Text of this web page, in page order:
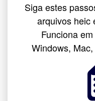
Siga estes
arquivos heic
Funciona
Windows,